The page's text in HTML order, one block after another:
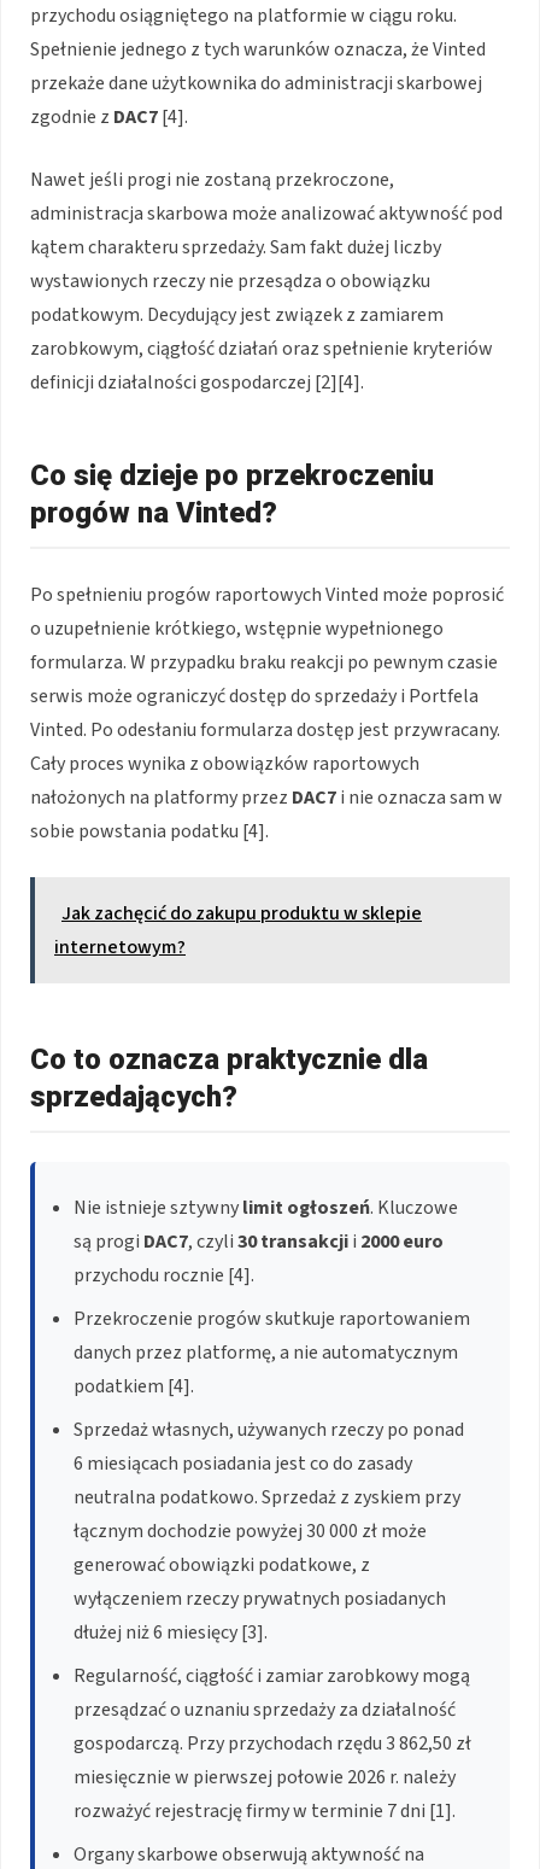
przychodu osiągniętego na platformie w ciągu roku.
Spełnienie jednego z tych warunków oznacza, że Vinted
przekaże dane użytkownika do administracji skarbowej
zgodnie z DAC7[4].
Nawet jeśli progi nie zostaną przekroczone,
administracja skarbowa może analizować aktywność pod
kątem charakteru sprzedaży. Sam fakt dużej liczby
wystawionych rzeczy nie przesądza o obowiązku
podatkowym. Decydujący jest związek z zamiarem
zarobkowym, ciągłość działań oraz spełnienie kryteriów
definicji działalności gospodarczej [2][4].
Co się dzieje po przekroczeniu
progów na Vinted?
Po spełnieniu progów raportowych Vinted może poprosić
o uzupełnienie krótkiego, wstępnie wypełnionego
formularza. W przypadku braku reakcji po pewnym czasie
serwis może ograniczyć dostęp do sprzedaży i Portfela
Vinted. Po odesłaniu formularza dostęp jest przywracany.
Cały proces wynika z obowiązków raportowych
nałożonych na platformy przez DAC7i nie oznacza sam w
sobie powstania podatku [4].
Jak zachęcić do zakupu produktu w sklepie
internetowym?
Co to oznacza praktycznie dla
sprzedających?
Nie istnieje sztywnylimit ogłoszeń. Kluczowe
są progi DAC7, czyli30 transakcjii 2000 euro
przychodu rocznie [4].
Przekroczenie progów skutkuje raportowaniem
danych przez platformę, a nie automatycznym
podatkiem [4].
Sprzedaż własnych, używanych rzeczy po ponad
6 miesiącach posiadania jest co do zasady
neutralna podatkowo. Sprzedaż z zyskiem przy
łącznym dochodzie powyżej 30 000 zł może
generować obowiązki podatkowe, z
wyłączeniem rzeczy prywatnych posiadanych
dłużej niż 6 miesięcy [3].
Regularność, ciągłość i zamiar zarobkowy mogą
przesądzać o uznaniu sprzedaży za działalność
gospodarczą. Przy przychodach rzędu 3 862,50 zł
miesięcznie w pierwszej połowie 2026 r. należy
rozważyć rejestrację firmy w terminie 7 dni [1].
Organy skarbowe obserwują aktywność na